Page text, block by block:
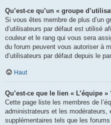
Qu’est-ce qu’un « groupe
Si vous êtes membre de plus d’un
d’utilisateurs par défaut est utilisé
couleur et le rang qui vous sera
du forum peuvent vous autoriser à
d’utilisateurs par défaut depuis le
Haut
Qu’est-ce que le lien « L’équipe »
Cette page liste les membres de
administrateurs et les modérateurs,
supplémentaires tels que les forums